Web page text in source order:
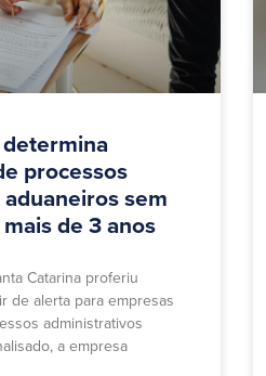
processos
sem
de 3 anos
Catarina proferiu
de alerta para empresas
administrativos
a empresa